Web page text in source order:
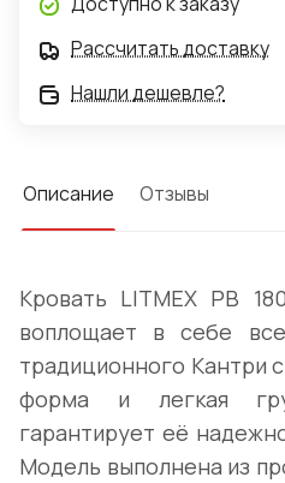
Рассчитать доставку
Нашли дешевле?
Описание Отзывы
Кровать LITMEX PB
воплощает в себе
традиционного Кантри
форма и легкая
гарантирует её
Модель выполнена из